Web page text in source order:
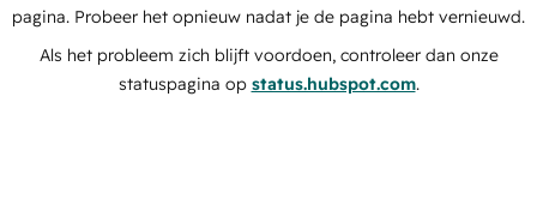
pagina. Probeer het opnieuw nadat je de pagina hebt vernieuwd.
Als het probleem zich blijft voordoen, controleer dan onze
statuspagina op status.hubspot.com.